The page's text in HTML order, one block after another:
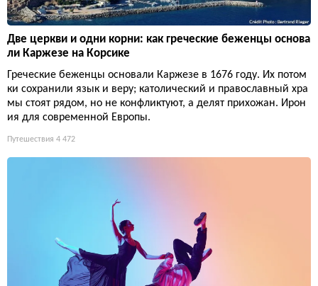
Две церкви и одни корни: как греческие беженцы основа
ли Каржезе на Корсике
Греческие беженцы основали Каржезе в 1676 году. Их потом
ки сохранили язык и веру; католический и православный хра
мы стоят рядом, но не конфликтуют, а делят прихожан. Ирон
ия для современной Европы.
Путешествия 4 472